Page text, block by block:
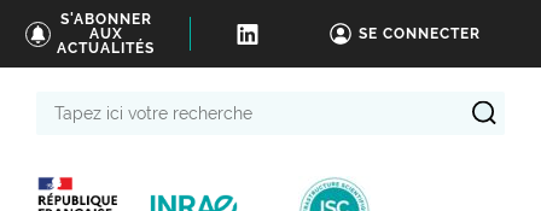
S'ABONNER
AUX
ACTUALITÉS
SE CONNECTER